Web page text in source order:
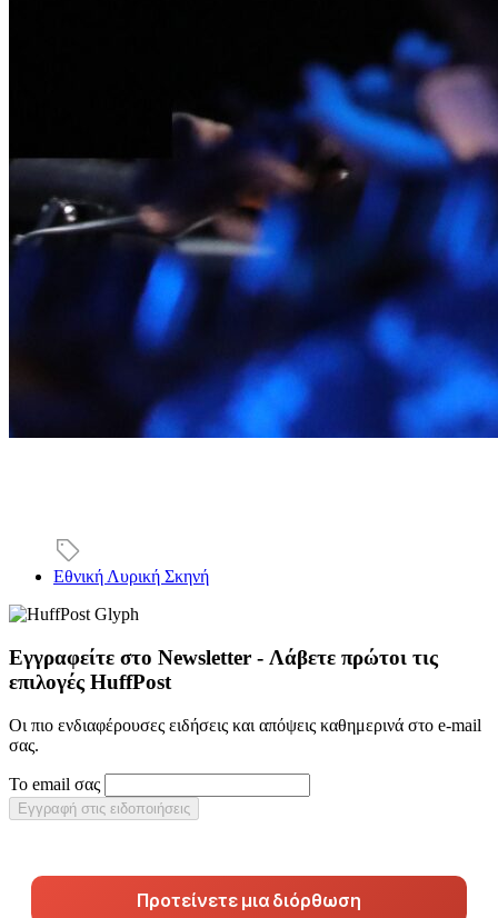
Εθνική Λυρική Σκηνή
Εγγραφείτε στο Newsletter - Λάβετε πρώτοι τις
επιλογές HuffPost
Οι πιο ενδιαφέρουσες ειδήσεις και απόψεις καθημερινά στο e-mail
σας.
Το email σας
Εγγραφή στις ειδοποιήσεις
Προτείνετε μια διόρθωση